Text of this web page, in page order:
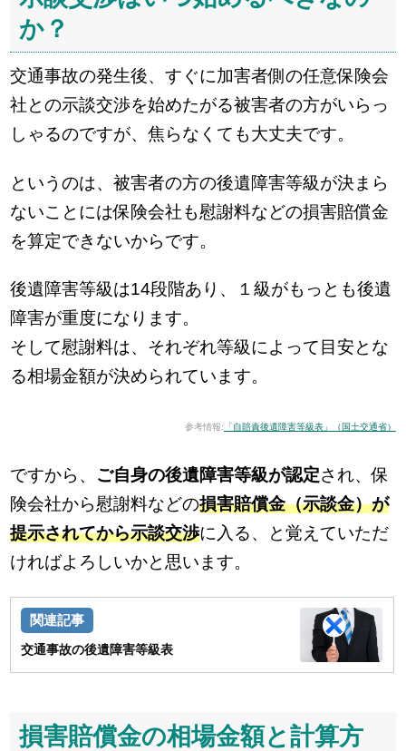
か？
交通事故の発生後、すぐに加害者側の任意保険会
社との示談交渉を始めたがる被害者の方がいらっ
しゃるのですが、焦らなくても大丈夫です。
というのは、被害者の方の後遺障害等級が決まら
ないことには保険会社も慰謝料などの損害賠償金
を算定できないからです。
後遺障害等級は14段階あり、１級がもっとも後遺
障害が重度になります。
そして慰謝料は、それぞれ等級によって目安とな
る相場金額が決められています。
参考情報: 「自賠責後遺障害等級表」（国土交通省）
ですから、 ご自身の後遺障害等級が認定され、保
険会社から慰謝料などの損害賠償金（示談金）が
提示されてから示談交渉に入る、と覚えていただ
ければよろしいかと思います。
交通事故の後遺障害等級表
損害賠償金の相場金額と計算方